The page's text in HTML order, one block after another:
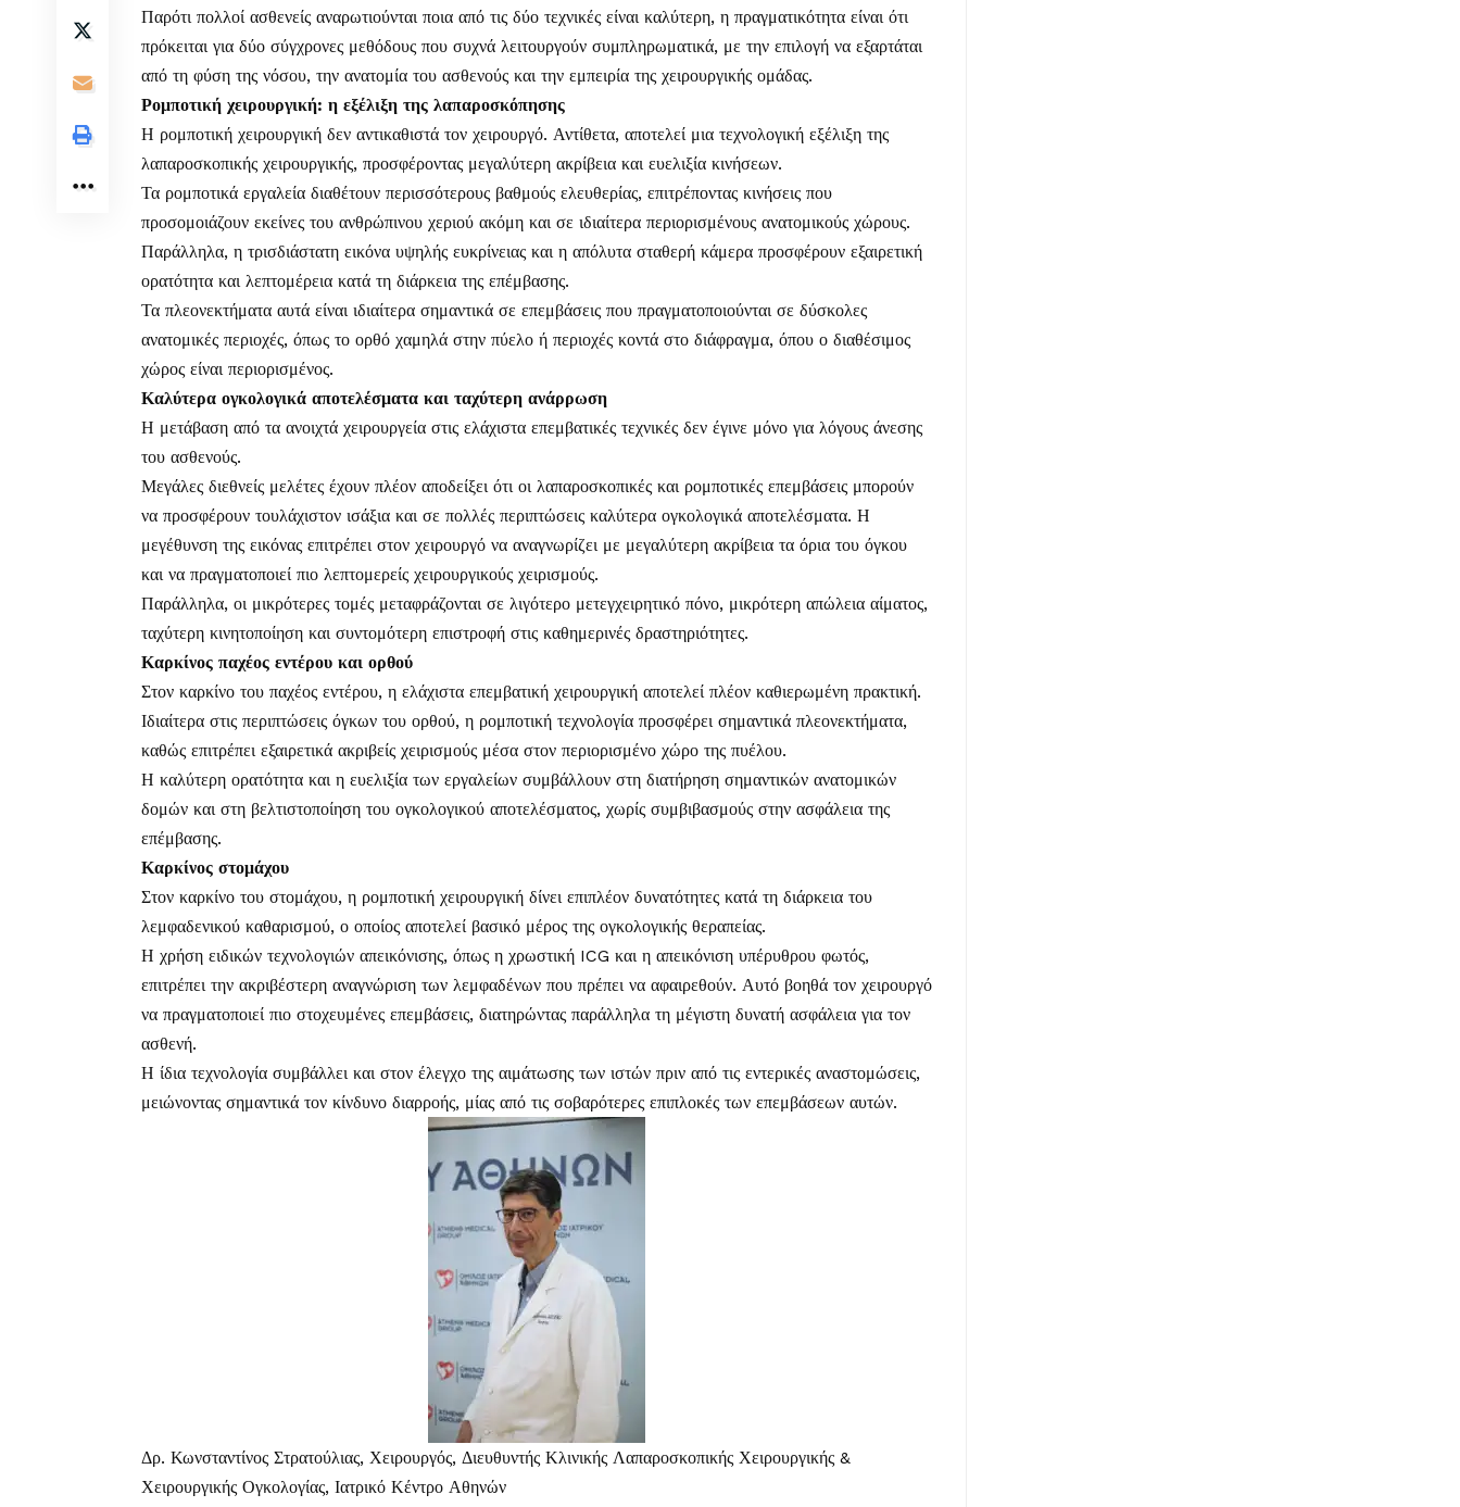
Παρότι πολλοί ασθενείς αναρωτιούνται ποια από τις δύο τεχνικές είναι καλύτερη, η πραγματικότητα είναι ότι
πρόκειται για δύο σύγχρονες μεθόδους που συχνά λειτουργούν συμπληρωματικά, με την επιλογή να εξαρτάται
από τη φύση της νόσου, την ανατομία του ασθενούς και την εμπειρία της χειρουργικής ομάδας.
Ρομποτική χειρουργική: η εξέλιξη της λαπαροσκόπησης
Η ρομποτική χειρουργική δεν αντικαθιστά τον χειρουργό. Αντίθετα, αποτελεί μια τεχνολογική εξέλιξη της
λαπαροσκοπικής χειρουργικής, προσφέροντας μεγαλύτερη ακρίβεια και ευελιξία κινήσεων.
Τα ρομποτικά εργαλεία διαθέτουν περισσότερους βαθμούς ελευθερίας, επιτρέποντας κινήσεις που
προσομοιάζουν εκείνες του ανθρώπινου χεριού ακόμη και σε ιδιαίτερα περιορισμένους ανατομικούς χώρους.
Παράλληλα, η τρισδιάστατη εικόνα υψηλής ευκρίνειας και η απόλυτα σταθερή κάμερα προσφέρουν εξαιρετική
ορατότητα και λεπτομέρεια κατά τη διάρκεια της επέμβασης.
Τα πλεονεκτήματα αυτά είναι ιδιαίτερα σημαντικά σε επεμβάσεις που πραγματοποιούνται σε δύσκολες
ανατομικές περιοχές, όπως το ορθό χαμηλά στην πύελο ή περιοχές κοντά στο διάφραγμα, όπου ο διαθέσιμος
χώρος είναι περιορισμένος.
Καλύτερα ογκολογικά αποτελέσματα και ταχύτερη ανάρρωση
Η μετάβαση από τα ανοιχτά χειρουργεία στις ελάχιστα επεμβατικές τεχνικές δεν έγινε μόνο για λόγους άνεσης
του ασθενούς.
Μεγάλες διεθνείς μελέτες έχουν πλέον αποδείξει ότι οι λαπαροσκοπικές και ρομποτικές επεμβάσεις μπορούν
να προσφέρουν τουλάχιστον ισάξια και σε πολλές περιπτώσεις καλύτερα ογκολογικά αποτελέσματα. Η
μεγέθυνση της εικόνας επιτρέπει στον χειρουργό να αναγνωρίζει με μεγαλύτερη ακρίβεια τα όρια του όγκου
και να πραγματοποιεί πιο λεπτομερείς χειρουργικούς χειρισμούς.
Παράλληλα, οι μικρότερες τομές μεταφράζονται σε λιγότερο μετεγχειρητικό πόνο, μικρότερη απώλεια αίματος,
ταχύτερη κινητοποίηση και συντομότερη επιστροφή στις καθημερινές δραστηριότητες.
Καρκίνος παχέος εντέρου και ορθού
Στον καρκίνο του παχέος εντέρου, η ελάχιστα επεμβατική χειρουργική αποτελεί πλέον καθιερωμένη πρακτική.
Ιδιαίτερα στις περιπτώσεις όγκων του ορθού, η ρομποτική τεχνολογία προσφέρει σημαντικά πλεονεκτήματα,
καθώς επιτρέπει εξαιρετικά ακριβείς χειρισμούς μέσα στον περιορισμένο χώρο της πυέλου.
Η καλύτερη ορατότητα και η ευελιξία των εργαλείων συμβάλλουν στη διατήρηση σημαντικών ανατομικών
δομών και στη βελτιστοποίηση του ογκολογικού αποτελέσματος, χωρίς συμβιβασμούς στην ασφάλεια της
επέμβασης.
Καρκίνος στομάχου
Στον καρκίνο του στομάχου, η ρομποτική χειρουργική δίνει επιπλέον δυνατότητες κατά τη διάρκεια του
λεμφαδενικού καθαρισμού, ο οποίος αποτελεί βασικό μέρος της ογκολογικής θεραπείας.
Η χρήση ειδικών τεχνολογιών απεικόνισης, όπως η χρωστική ICG και η απεικόνιση υπέρυθρου φωτός,
επιτρέπει την ακριβέστερη αναγνώριση των λεμφαδένων που πρέπει να αφαιρεθούν. Αυτό βοηθά τον χειρουργό
να πραγματοποιεί πιο στοχευμένες επεμβάσεις, διατηρώντας παράλληλα τη μέγιστη δυνατή ασφάλεια για τον
ασθενή.
Η ίδια τεχνολογία συμβάλλει και στον έλεγχο της αιμάτωσης των ιστών πριν από τις εντερικές αναστομώσεις,
μειώνοντας σημαντικά τον κίνδυνο διαρροής, μίας από τις σοβαρότερες επιπλοκές των επεμβάσεων αυτών.
Δρ. Κωνσταντίνος Στρατούλιας, Χειρουργός, Διευθυντής Κλινικής Λαπαροσκοπικής Χειρουργικής &
Χειρουργικής Ογκολογίας, Ιατρικό Κέντρο Αθηνών